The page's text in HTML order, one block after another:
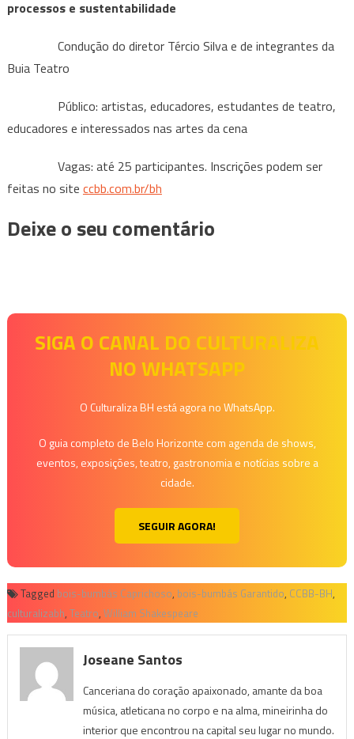
processos e sustentabilidade
Condução do diretor Tércio Silva e de integrantes da
Buia Teatro
Público: artistas, educadores, estudantes de teatro,
educadores e interessados nas artes da cena
Vagas: até 25 participantes. Inscrições podem ser
feitas no site ccbb.com.br/bh
Deixe o seu comentário
SIGA O CANAL DO CULTURALIZA
NO WHATSAPP
O Culturaliza BH está agora no WhatsApp.
O guia completo de Belo Horizonte com agenda de shows,
eventos, exposições, teatro, gastronomia e notícias sobre a
cidade.
SEGUIR AGORA!
Tagged bois-bumbás Caprichoso, bois-bumbás Garantido, CCBB-BH,
culturalizabh, Teatro, William Shakespeare
Joseane Santos
Canceriana do coração apaixonado, amante da boa
música, atleticana no corpo e na alma, mineirinha do
interior que encontrou na capital seu lugar no mundo.